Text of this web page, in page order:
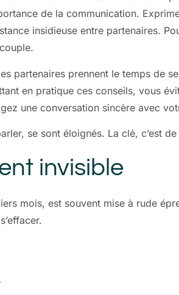
de la communication.
insidieuse entre partenaires.
partenaires prennent le temps de
en pratique ces conseils, vous
une conversation sincère avec
se sont éloignés. La clé, c’est de
invisible
mois, est souvent mise à rude